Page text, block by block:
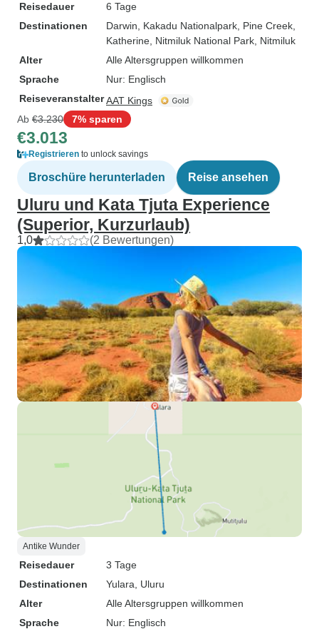
Reisedauer
6 Tage
Destinationen
Darwin , Kakadu Nationalpark , Pine Creek
Katherine , Nitmiluk National Park , Nitmiluk
Alter
Alle Altersgruppen willkommen
Sprache
Nur: Englisch
ReiseveranstalterAAT Kings
Ab €3.230 7% sparen
€3.013
Registrieren to unlock savings
Broschüre herunterladen Reise ansehen
Uluru und Kata Tjuta Experience
(Superior, Kurzurlaub)
1,0 (2 Bewertungen)
Antike Wunder
Reisedauer
3 Tage
Destinationen
Yulara , Uluru
Alter
Alle Altersgruppen willkommen
Sprache
Nur: Englisch